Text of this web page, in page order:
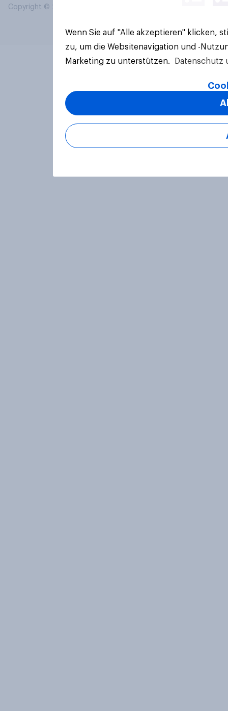
Copyright © 2026 YouGov PLC. Alle Rechte vorbehalten.
Wenn Sie auf "Alle akzeptieren" klicken,
zu, um die Websitenavigation und -
Marketing zu unterstützen.
Datenschutz